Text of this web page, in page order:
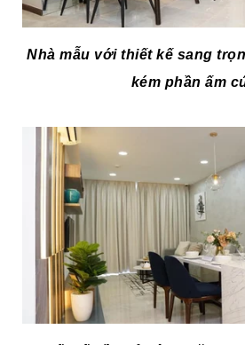
Nhà mẫu với thiết kế sang
kém phần ấm